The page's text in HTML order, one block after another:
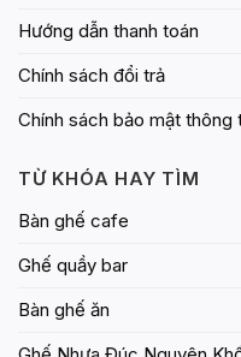
Hướng dẫn thanh toán
Chính sách đổi trả
Chính sách bảo mật thông
TỪ KHÓA HAY TÌM
Bàn ghế cafe
Ghế quầy bar
Bàn ghế ăn